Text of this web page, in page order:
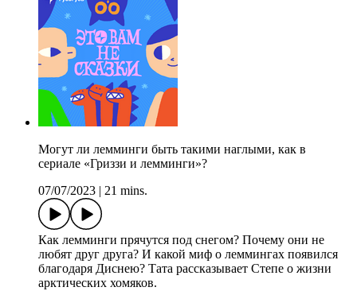
Могут ли лемминги быть такими наглыми, как в
сериале «Гриззи и лемминги»?
07/07/2023
21 mins.
Как лемминги прячутся под снегом? Почему они не
любят друг друга? И какой миф о леммингах появился
благодаря Диснею? Тата рассказывает Степе о жизни
арктических хомяков.